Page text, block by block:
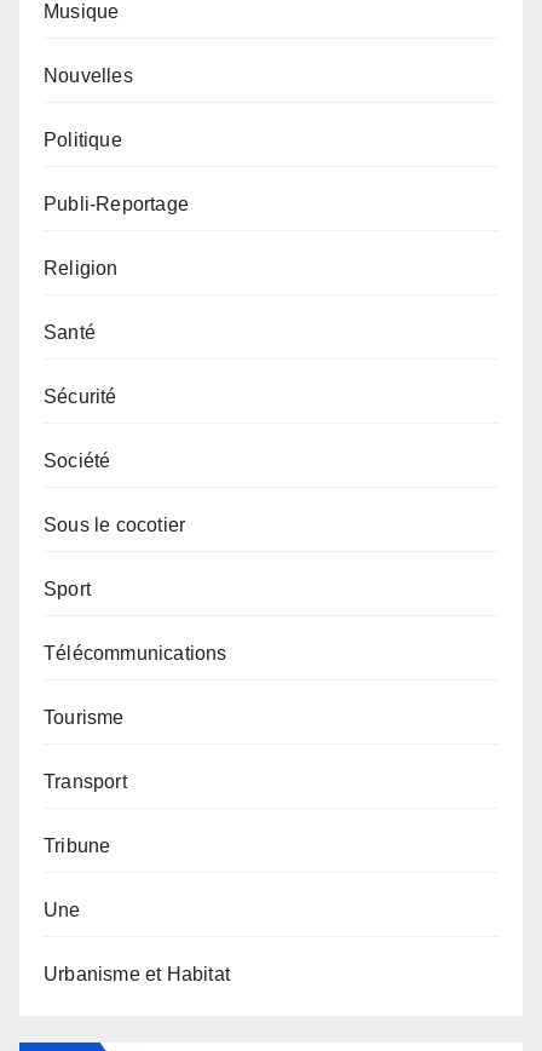
Musique
Nouvelles
Politique
Publi-Reportage
Religion
Santé
Sécurité
Société
Sous le cocotier
Sport
Télécommunications
Tourisme
Transport
Tribune
Une
Urbanisme et Habitat